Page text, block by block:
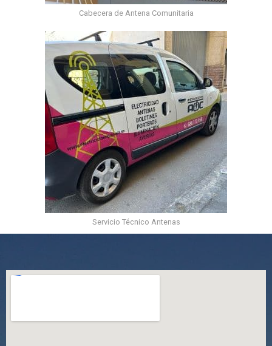
Cabecera de Antena Comunitaria
Servicio Técnico Antenas